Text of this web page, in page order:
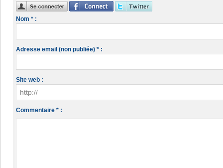
Nom * :
Adresse email (non publiée) * :
Site web :
Commentaire * :